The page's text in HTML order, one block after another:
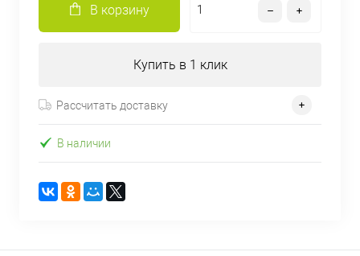
В корзину
Купить в 1 клик
Рассчитать доставку
В наличии